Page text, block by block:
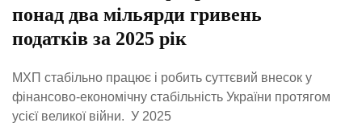
понад два мільярди гривень
податків за 2025 рік
МХП стабільно працює і робить суттєвий внесок у
фінансово-економічну стабільність України протягом
усієї великої війни. У 2025